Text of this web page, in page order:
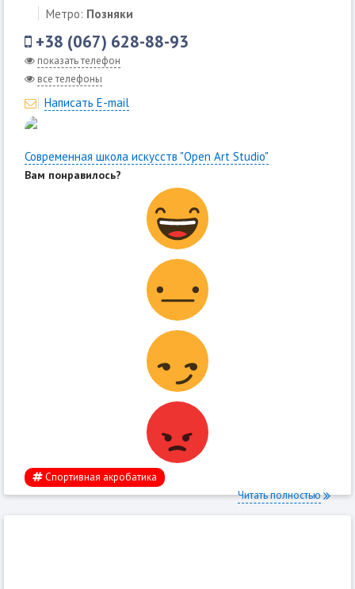
Метро: Позняки
+38 (067) 628-88-93
показать телефон
все телефоны
Написать E-mail
Современная школа искусств "Open Art Studio"
Вам понравилось?
Спортивная акробатика
Читать полностью